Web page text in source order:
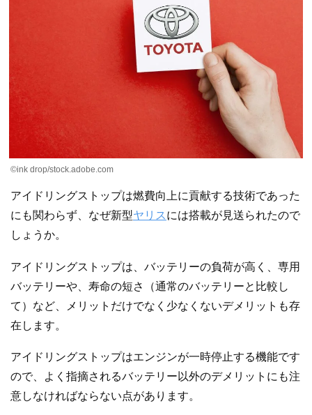
©ink drop/stock.adobe.com
アイドリングストップは燃費向上に貢献する技術であった
にも関わらず、なぜ新型ヤリス には搭載が見送られたので
しょうか。
アイドリングストップは、バッテリーの負荷が高く、専用
バッテリーや、寿命の短さ（通常のバッテリーと比較し
て）など、メリットだけでなく少なくないデメリットも存
在します。
アイドリングストップはエンジンが一時停止する機能です
ので、よく指摘されるバッテリー以外のデメリットにも注
意しなければならない点があります。